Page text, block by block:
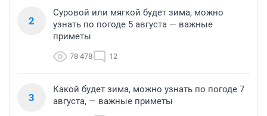
2
Суровой или мягкой будет зима, можно
узнать по погоде 5 августа — важные
приметы
78 478 12
3
Какой будет зима, можно узнать по погоде 7
августа, — важные приметы